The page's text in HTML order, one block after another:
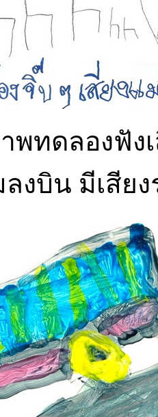
พทดลองฟัง
งบิน มีเสียง